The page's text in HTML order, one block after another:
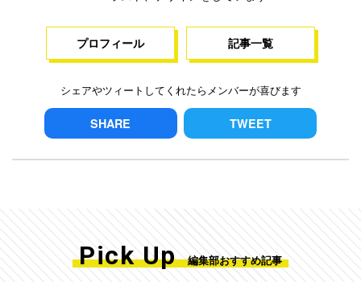
プロフィール 記事一覧
シェアやツィートしてくれたらメンバーが喜びます
SHARE TWEET
Pick Up 編集部おすすめ記事